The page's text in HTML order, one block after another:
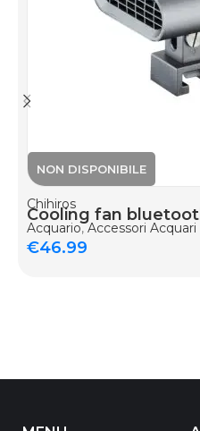
Chihiros
Cooling fan
Acquario,Accessori Acquari
€46.99